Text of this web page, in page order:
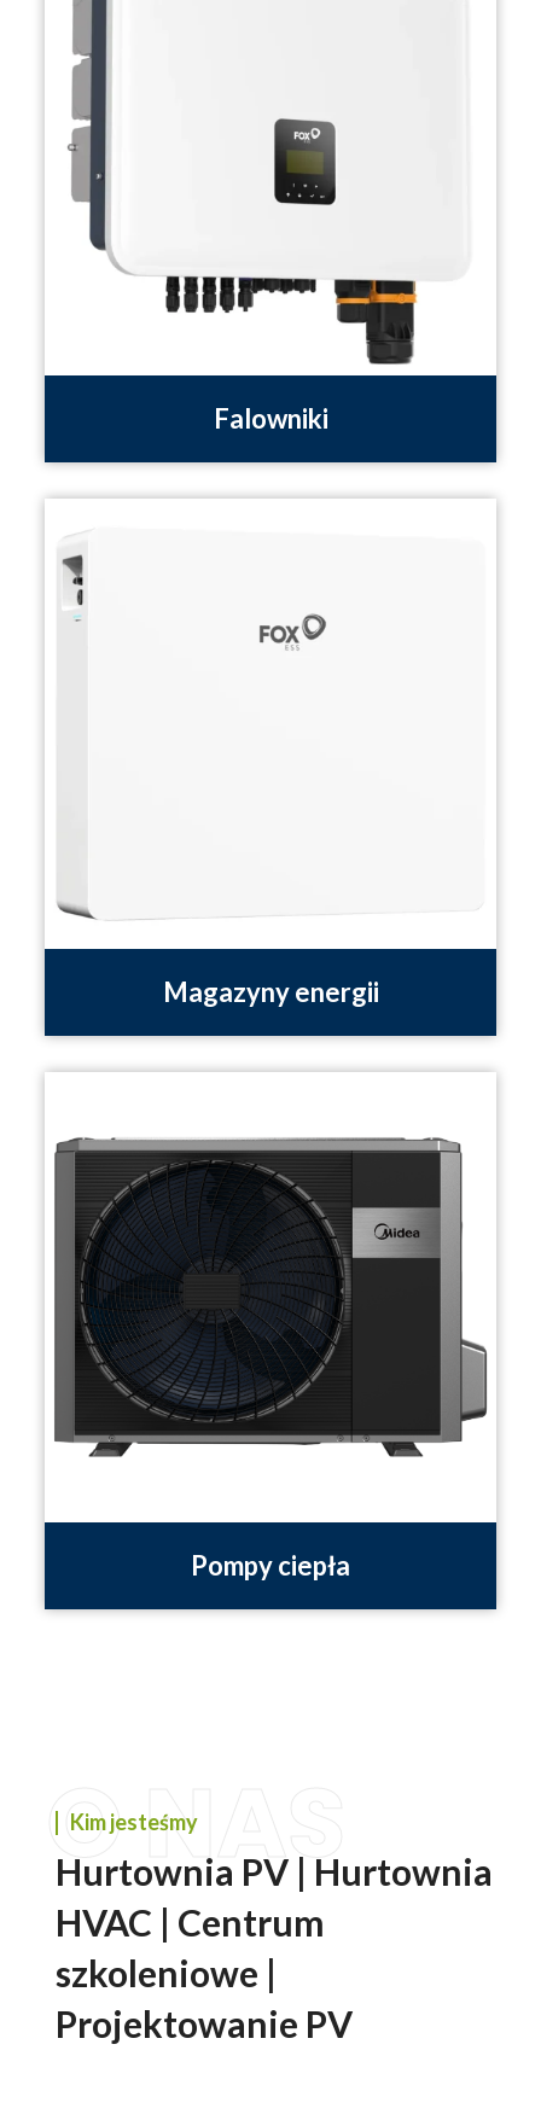
Falowniki
Magazyny energii
Pompy ciepła
Kim jesteśmy
Hurtownia PV | Hurtownia
HVAC | Centrum
szkoleniowe |
Projektowanie PV
O NAS